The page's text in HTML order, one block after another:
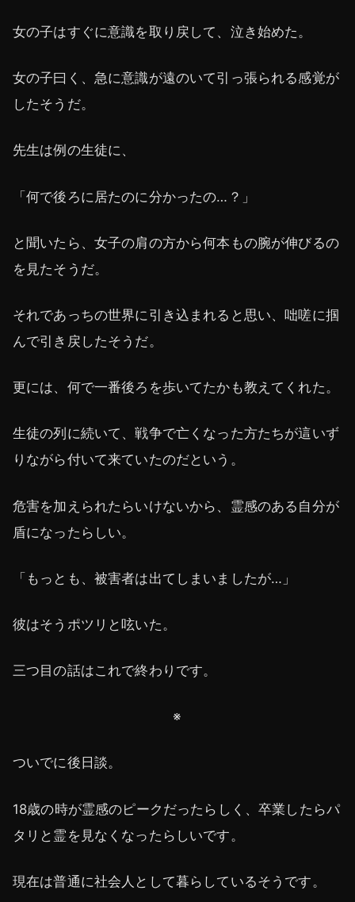
女の子はすぐに意識を取り戻して、泣き始めた。
女の子曰く、急に意識が遠のいて引っ張られる感覚が
したそうだ。
先生は例の生徒に、
「何で後ろに居たのに分かったの…？」
と聞いたら、女子の肩の方から何本もの腕が伸びるの
を見たそうだ。
それであっちの世界に引き込まれると思い、咄嗟に掴
んで引き戻したそうだ。
更には、何で一番後ろを歩いてたかも教えてくれた。
生徒の列に続いて、戦争で亡くなった方たちが這いず
りながら付いて来ていたのだという。
危害を加えられたらいけないから、霊感のある自分が
盾になったらしい。
「もっとも、被害者は出てしまいましたが…」
彼はそうポツリと呟いた。
三つ目の話はこれで終わりです。
※
ついでに後日談。
18歳の時が霊感のピークだったらしく、卒業したらパ
タリと霊を見なくなったらしいです。
現在は普通に社会人として暮らしているそうです。